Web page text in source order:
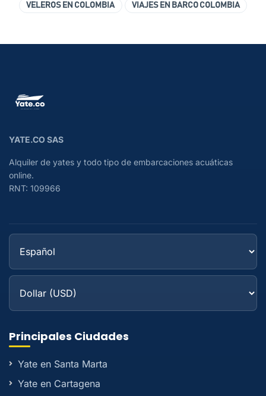
VELEROS EN COLOMBIA VIAJES EN BARCO COLOMBIA
YATE.CO SAS
Alquiler de yates y todo tipo de embarcaciones acuáticas
online.
RNT: 109966
Principales Ciudades
Yate en Santa Marta
Yate en Cartagena